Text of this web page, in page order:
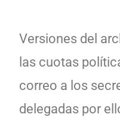
Versiones del
las cuotas
correo a los
delegadas por